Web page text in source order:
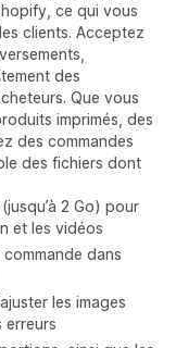
ce qui vous
clients. Acceptez
des
Que vous
imprimés, des
des commandes
des fichiers dont
2 Go) pour
et les vidéos
dans
les images
erreurs